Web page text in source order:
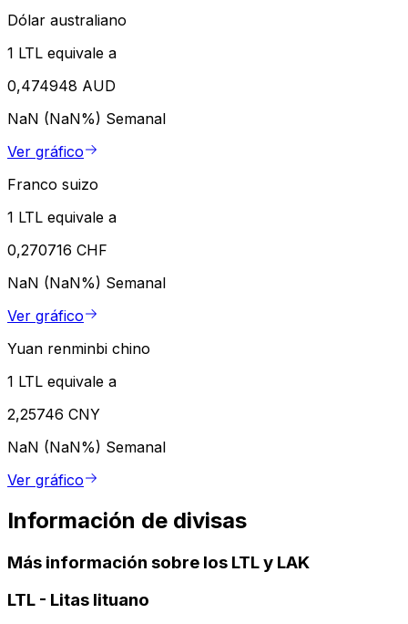
Dólar australiano
1 LTL equivale a
0,474948 AUD
NaN (NaN%) Semanal
Ver gráfico
Franco suizo
1 LTL equivale a
0,270716 CHF
NaN (NaN%) Semanal
Ver gráfico
Yuan renminbi chino
1 LTL equivale a
2,25746 CNY
NaN (NaN%) Semanal
Ver gráfico
Información de divisas
Más información sobre los LTL y LAK
LTL - Litas lituano